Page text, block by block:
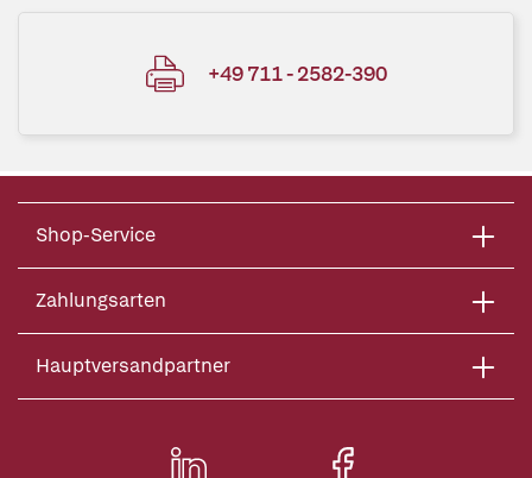
+49 711 - 2582-390
Shop-Service
Zahlungsarten
Hauptversandpartner